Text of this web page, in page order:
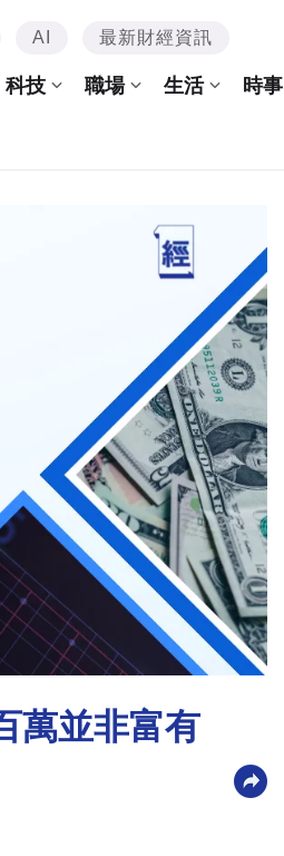
AI 最新財經資訊
科技 職場 生活 時事
萬並非富有